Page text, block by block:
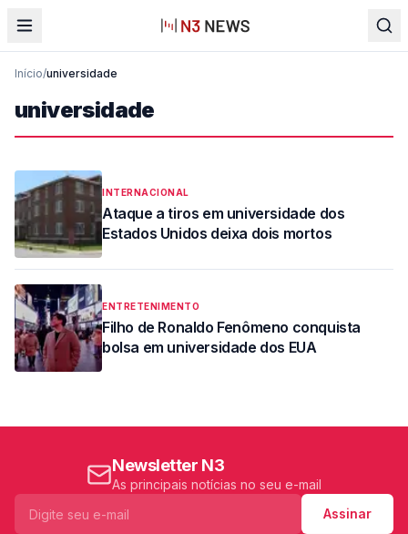
Início/universidade
universidade
INTERNACIONAL
Ataque a tiros em universidade dos
Estados Unidos deixa dois mortos
ENTRETENIMENTO
Filho de Ronaldo Fenômeno conquista
bolsa em universidade dos EUA
Newsletter N3
As principais notícias no seu e-mail
Assinar